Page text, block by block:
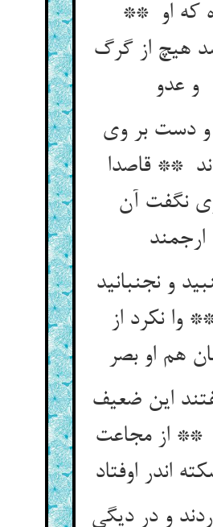
که او **
هیچ از گرگ
و عدو
و دست بر وی
** قاصدا
نگفت آن
و نجنبانید
وا نکرد از
این ضعیف
** از مجاعت
و در دیگی